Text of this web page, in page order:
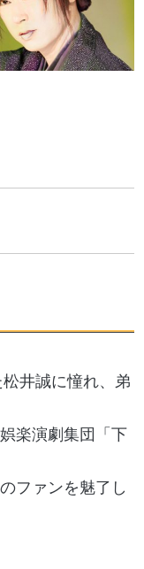
井誠に憧れ、弟
楽演劇集団「下
ファンを魅了し